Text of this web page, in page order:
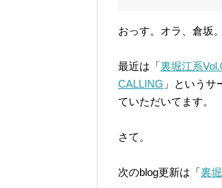
おっす。オラ、倉坂。
最近は「裏堀江系
CALLING 」という
ていただいてます。
さて。
次のblog更新は「裏